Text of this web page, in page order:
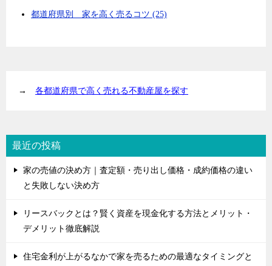
都道府県別 家を高く売るコツ (25)
→ 各都道府県で高く売れる不動産屋を探す
最近の投稿
家の売値の決め方｜査定額・売り出し価格・成約価格の違い
と失敗しない決め方
リースバックとは？賢く資産を現金化する方法とメリット・
デメリット徹底解説
住宅金利が上がるなかで家を売るための最適なタイミングと